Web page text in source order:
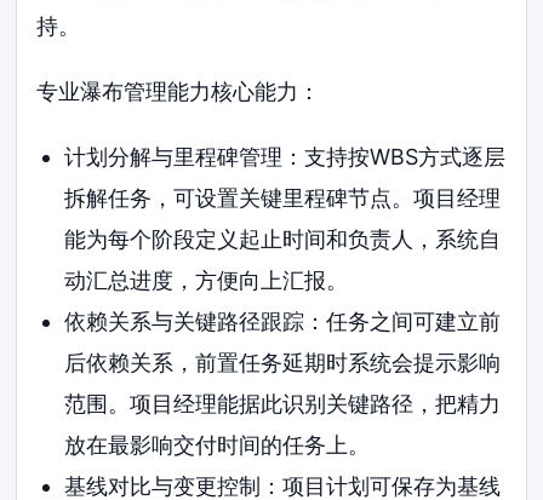
持。
专业瀑布管理能力核心能力：
计划分解与里程碑管理：支持按WBS方式逐层
拆解任务，可设置关键里程碑节点。项目经理
能为每个阶段定义起止时间和负责人，系统自
动汇总进度，方便向上汇报。
依赖关系与关键路径跟踪：任务之间可建立前
后依赖关系，前置任务延期时系统会提示影响
范围。项目经理能据此识别关键路径，把精力
放在最影响交付时间的任务上。
基线对比与变更控制：项目计划可保存为基线